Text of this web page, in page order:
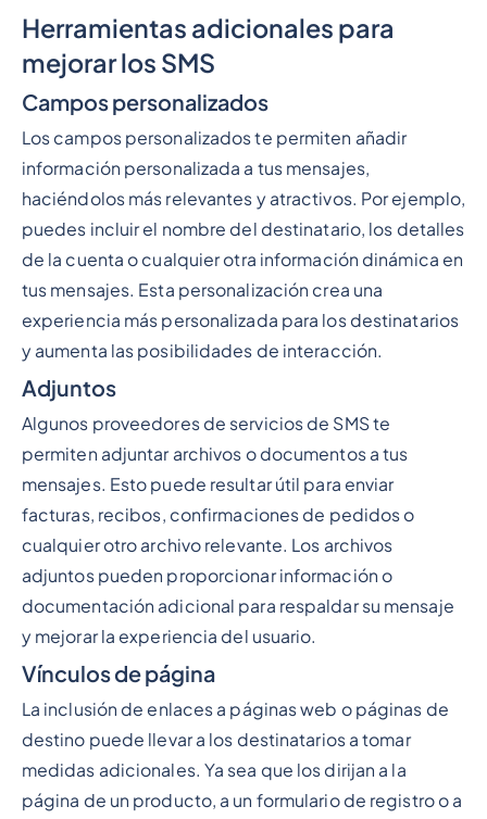
Herramientas adicionales para
mejorar los SMS
Campos personalizados
Los campos personalizados te permiten añadir
información personalizada a tus mensajes,
haciéndolos más relevantes y atractivos. Por ejemplo,
puedes incluir el nombre del destinatario, los detalles
de la cuenta o cualquier otra información dinámica en
tus mensajes. Esta personalización crea una
experiencia más personalizada para los destinatarios
y aumenta las posibilidades de interacción.
Adjuntos
Algunos proveedores de servicios de SMS te
permiten adjuntar archivos o documentos a tus
mensajes. Esto puede resultar útil para enviar
facturas, recibos, confirmaciones de pedidos o
cualquier otro archivo relevante. Los archivos
adjuntos pueden proporcionar información o
documentación adicional para respaldar su mensaje
y mejorar la experiencia del usuario.
Vínculos de página
La inclusión de enlaces a páginas web o páginas de
destino puede llevar a los destinatarios a tomar
medidas adicionales. Ya sea que los dirijan a la
página de un producto, a un formulario de registro o a